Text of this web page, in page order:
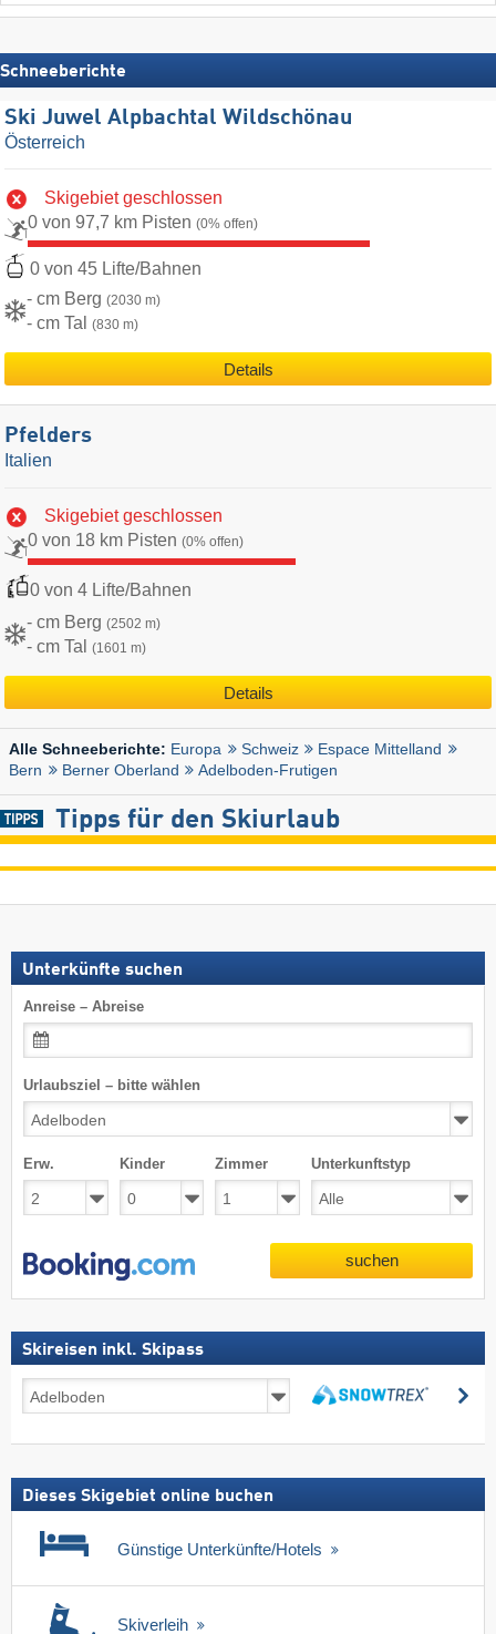
Schneeberichte
Ski Juwel Alpbachtal Wildschönau
Österreich
Skigebiet geschlossen
0 von 97,7 km Pisten (0% offen)
0 von 45 Lifte/Bahnen
- cm Berg (2030 m)
- cm Tal (830 m)
Details
Pfelders
Italien
Skigebiet geschlossen
0 von 18 km Pisten (0% offen)
0 von 4 Lifte/Bahnen
- cm Berg (2502 m)
- cm Tal (1601 m)
Details
Alle Schneeberichte: Europa Schweiz
Espace Mittelland
Bern
Berner Oberland Adelboden-Frutigen
Tipps für den Skiurlaub
Unterkünfte suchen
Anreise – Abreise
Urlaubsziel – bitte wählen
Erw. Kinder Zimmer Unterkunftstyp
suchen
Skireisen inkl. Skipass
Skireisen
inkl.
Dieses Skigebiet online buchen
Günstige Unterkünfte/Hotels
Skiverleih